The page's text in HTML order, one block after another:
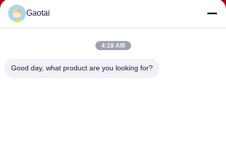
Gaotai
4:18 AM
Good day, what product are you looking for?